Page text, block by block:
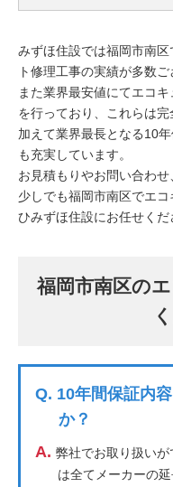
みずほ住設では福岡市南区
ト修理工事の実績が多数ご
また業界最安値にてエコ
を行っており、これらは完
加えて業界最長となる10
も充実しています。
お見積もりやお問い合わせ
少しでも福岡市南区でエ
ひみずほ住設にお任せくだ
福岡市南区の
Q. 10年間保証内
か？
A. 弊社でお取り扱い
は全てメーカーの